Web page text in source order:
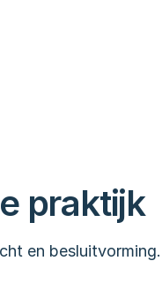
praktijk
en besluitvorming.